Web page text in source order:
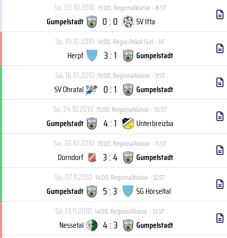
So, 03.10.2010 15:00,Regionalklasse - 8.ST
Gumpelstadt 0 : 0
SV Ifta
So, 10.10.2010 14:00,Regio-Pokal Süd - AF
Herpf 3 : 1
Gumpelstadt
Sa, 16.10.2010 15:00,Regionalklasse - 9.ST
SV Ohratal 0 : 1
Gumpelstadt
So, 24.10.2010 15:00,Regionalklasse - 10.ST
Gumpelstadt 4 : 1
Unterbreizba
Sa, 30.10.2010 15:00,Regionalklasse - 11.ST
Dorndorf 3 : 4
Gumpelstadt
So, 07.11.2010 14:00,Regionalklasse - 12.ST
Gumpelstadt 5 : 3
SG Hörseltal
Sa, 13.11.2010 14:00,Regionalklasse - 13.ST
Nessetal 4 : 3
Gumpelstadt